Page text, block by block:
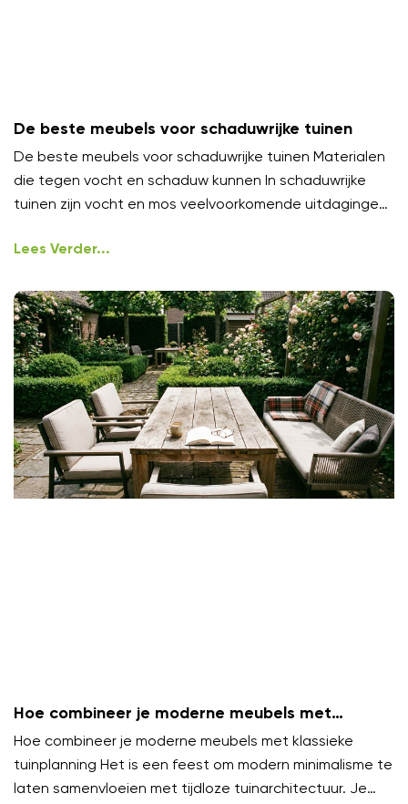
De beste meubels voor schaduwrijke tuinen
De beste meubels voor schaduwrijke tuinen Materialen
die tegen vocht en schaduw kunnen In schaduwrijke
tuinen zijn vocht en mos veelvoorkomende uitdagingen.
Lees Verder...
Hoe combineer je moderne meubels met
klassieke tuinplanning?
Hoe combineer je moderne meubels met klassieke
tuinplanning Het is een feest om modern minimalisme te
laten samenvloeien met tijdloze tuinarchitectuur. Je